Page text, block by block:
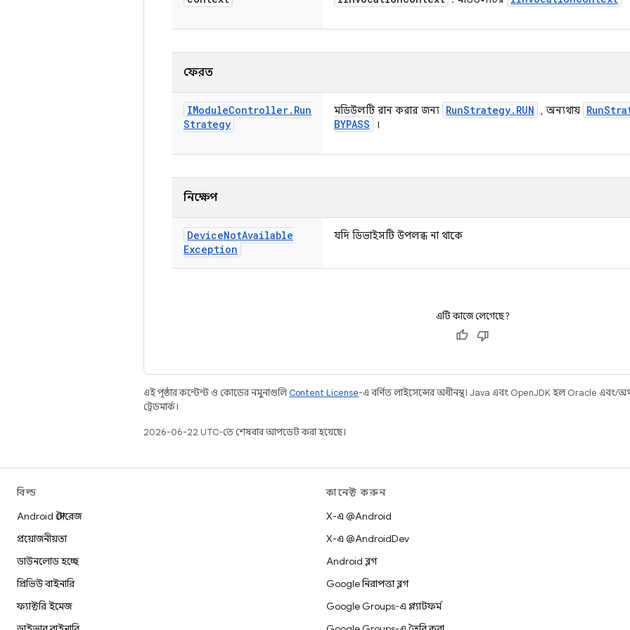
ফেরত
IModuleController. Run
Strategy
মডিউলটি রান করার জন্য RunStrategy. RUN , অন্যথায় Run
BYPASS
।
নিক্ষেপ
DeviceNotAvailable
Exception
যদি ডিভাইসটি উপলব্ধ না থাকে
এটি কাজে লেগেছে?
এই পৃষ্ঠার কন্টেন্ট ও কোডের নমুনাগুলিContent License-এ বর্ণিত লাইসেন্সের অধীনস্থ। Java এবং OpenJDK হল Oracle এবং/
ট্রেডমার্ক।
2026-06-22 UTC-তে শেষবার আপডেট করা হয়েছে।
বিল্ড
Android স্টোরেজ
প্রয়োজনীয়তা
ডাউনলোড হচ্ছে
প্রিভিউ বাইনারি
ফ্যাক্টরি ইমেজ
কানেক্ট করুন
X-এ @Android
X-এ @AndroidDev
Android ব্লগ
Google নিরাপত্তা ব্লগ
Google Groups-এ প্ল্যাটফর্ম